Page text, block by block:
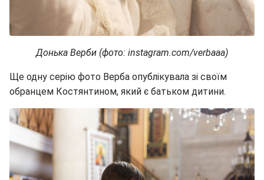
Донька Верби (фото: instagram.com/verbaaa)
Ще одну серію фото Верба опублікувала зі своїм
обранцем Костянтином, який є батьком дитини.